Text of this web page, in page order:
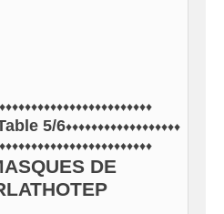
5/6♦♦♦♦♦♦♦♦♦♦♦♦♦♦♦♦♦♦
DE